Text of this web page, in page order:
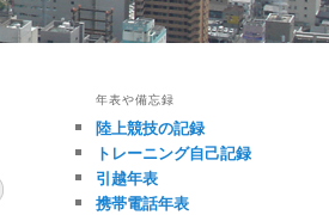
年表や備忘録
陸上競技の記録
トレーニング自己記録
引越年表
携帯電話年表